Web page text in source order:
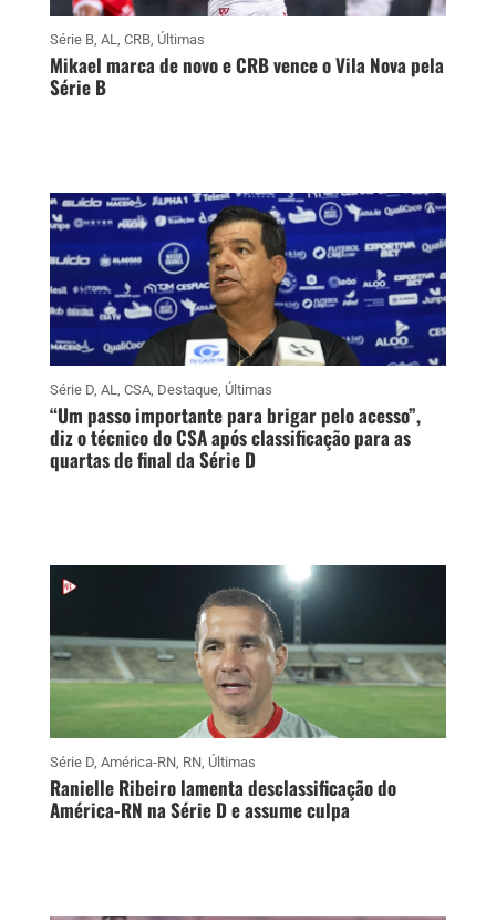
Série B, AL, CRB, Últimas
Mikael marca de novo e CRB vence o Vila Nova pela
Série B
Série D, AL, CSA, Destaque, Últimas
“Um passo importante para brigar pelo acesso”,
diz o técnico do CSA após classificação para as
quartas de final da Série D
Série D, América-RN, RN, Últimas
Ranielle Ribeiro lamenta desclassificação do
América-RN na Série D e assume culpa